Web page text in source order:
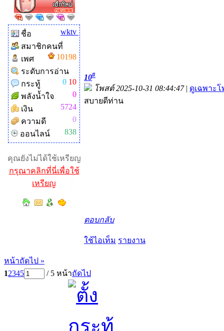
ชื่อ
wktv
สมาชิกคนที่
10198
เพศ
ระดับการอ่าน
10
กระทู้
0
พลังน้ำใจ
0
เงิน
5724
ความดี
0
ออนไลน์
838
คุณยังไม่ได้ใช้เหรียญ
กรุณาคลิกที่นี่เพื่อใช้
เหรียญ
10#
โพสต์ 2025-10-31 08:44:47 | ดูเฉพาะ
สบายดีท่าน
ตอบกลับ
ใช้ไอเท็ม รายงาน
หน้าถัดไป »
12345 / 5 หน้าถัดไป